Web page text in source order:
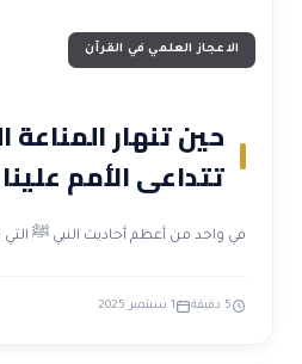
الاعجاز العلمي في القرآن
حين تنهار المناعة
تتداعى الأمم علينا
في واحد من أعظم أحاديث النبي ﷺ
5 دقيقة 1 سبتمبر 2025